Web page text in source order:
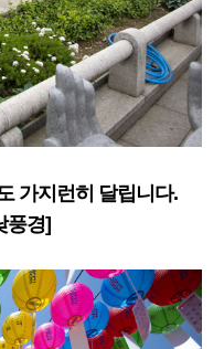
가지런히 달립니다.
풍경]